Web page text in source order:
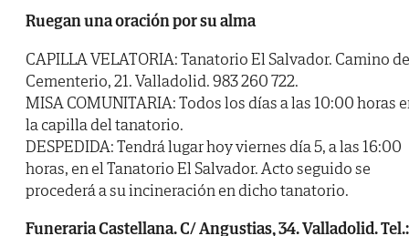
Ruegan una oración por su alma
CAPILLA VELATORIA: Tanatorio El Salvador. Camino
Cementerio, 21. Valladolid. 983 260 722.
MISA COMUNITARIA: Todos los días a las 10:00 horas
la capilla del tanatorio.
DESPEDIDA: Tendrá lugar hoy viernes día 5, a las 16:00
horas, en el Tanatorio El Salvador. Acto seguido se
procederá a su incineración en dicho tanatorio.
Funeraria Castellana. C/ Angustias, 34. Valladolid. Tel.: